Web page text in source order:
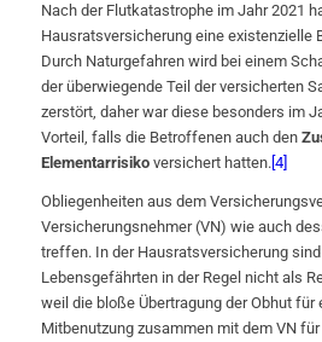
Nach der Flutkatastrophe im Jahr 2021
Hausratsversicherung eine existenzielle
Durch Naturgefahren wird bei einem
der überwiegende Teil der versicherten
zerstört, daher war diese besonders im
Vorteil, falls die Betroffenen auch den
Elementarrisikoversichert hatten.[4]
Obliegenheiten aus dem
Versicherungsnehmer (VN) wie auch
treffen. In der Hausratsversicherung
Lebensgefährten in der Regel nicht als
weil die bloße Übertragung der Obhut für
Mitbenutzung zusammen mit dem VN